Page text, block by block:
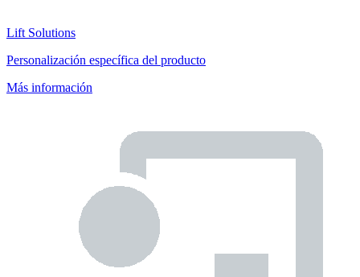
Lift Solutions
Personalización específica del producto
Más información